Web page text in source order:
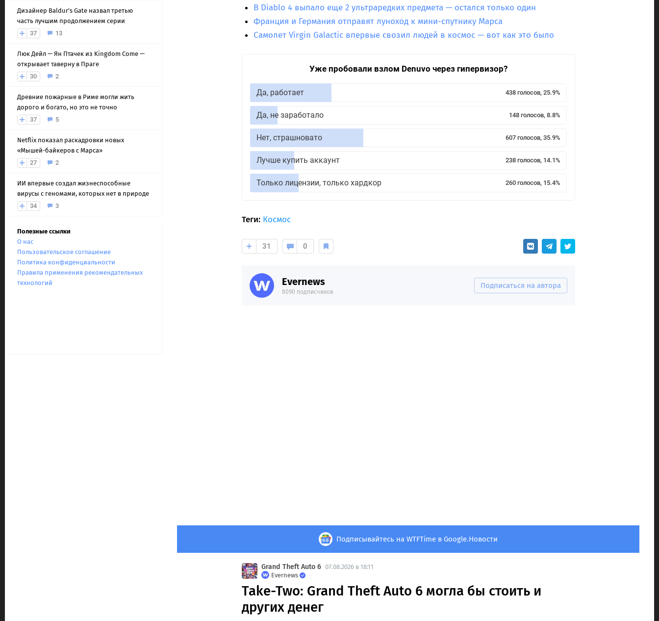
Дизайнер Baldur’s Gate назвал третью
часть лучшим продолжением серии
37
13
Люк Дейл — Ян Птачек из Kingdom Come —
открывает таверну в Праге
30
2
Древние пожарные в Риме могли жить
дорого и богато, но это не точно
37
5
Netflix показал раскадровки новых
«Мышей-байкеров с Марса»
27
2
ИИ впервые создал жизнеспособные
вирусы с геномами, которых нет в природе
34
3
Полезные ссылки
О нас
Пользовательское соглашение
Политика конфиденциальности
Правила применения рекомендательных
технологий
В Diablo 4 выпало еще 2 ультраредких предмета — остался только один
Франция и Германия отправят луноход к мини-спутнику Марса
Самолет Virgin Galactic впервые свозил людей в космос — вот как это было
Уже пробовали взлом Denuvo через гипервизор?
Да, работает 438 голосов, 25.9%
Да, не заработало 148 голосов, 8.8%
Нет, страшновато 607 голосов, 35.9%
Лучше купить аккаунт 238 голосов, 14.1%
Только лицензии, только хардкор 260 голосов, 15.4%
Теги: Космос
31 0
Evernews
8090 подписчиков
Подписаться на автора
Подписывайтесь на WTFTime в Google.Новости
Grand Theft Auto 6 07.08.2026 в 18:11
Evernews
Take-Two: Grand Theft Auto 6 могла бы стоить и
других денег